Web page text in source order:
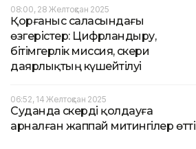
08:00, 28 Желтоқсан 2025
Қорғаныс саласындағы
өзгерістер: Цифрландыру,
бітімгерлік миссия, әскери
даярлықтың күшейтілуі
06:52, 14 Желтоқсан 2025
Суданда әскерді қолдауға
арналған жаппай митингілер өтті